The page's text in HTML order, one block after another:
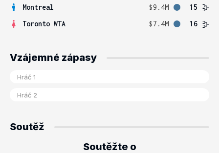
Montreal $9.4M
15
Toronto WTA
$7.4M 16
Vzájemné zápasy
Soutěž
Soutěžte o